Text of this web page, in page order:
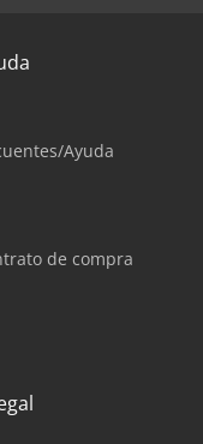
Ayuda
de compra